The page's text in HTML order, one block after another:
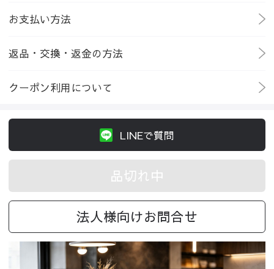
お支払い方法
返品・交換・返金の方法
クーポン利用について
LINEで質問
品切れ中
法人様向けお問合せ